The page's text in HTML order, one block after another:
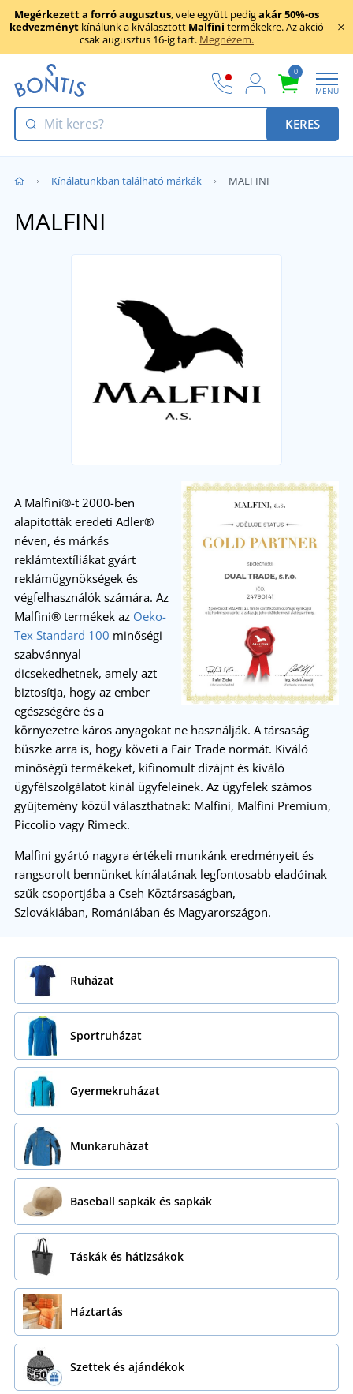
Megérkezett a forró augusztus, vele együtt pedigakár 50%-os
kedvezményt kínálunk a kiválasztott Malfini termékekre. Az akció
csak augusztus 16-ig tart. Megnézem.
0
MENU
KERES
Kínálatunkban található márkák MALFINI
MALFINI
A Malfini®-t 2000-ben
alapították eredeti Adler®
néven, és márkás
reklámtextíliákat gyárt
reklámügynökségek és
végfelhasználók számára. Az
Malfini® termékek az Oeko-
Tex Standard 100 minőségi
szabvánnyal
dicsekedhetnek, amely azt
biztosítja, hogy az ember
egészségére és a
környezetre káros anyagokat ne használják. A társaság
büszke arra is, hogy követi a Fair Trade normát. Kiváló
minőségű termékeket, kifinomult dizájnt és kiváló
ügyfélszolgálatot kínál ügyfeleinek. Az ügyfelek számos
gyűjtemény közül választhatnak: Malfini, Malfini Premium,
Piccolio vagy Rimeck.
Malfini gyártó nagyra értékeli munkánk eredményeit és
rangsorolt bennünket kínálatának legfontosabb eladóinak
szűk csoportjába a Cseh Köztársaságban,
Szlovákiában, Romániában és Magyarországon.
Ruházat
Sportruházat
Gyermekruházat
Munkaruházat
Baseball sapkák és sapkák
Táskák és hátizsákok
Háztartás
Szettek és ajándékok